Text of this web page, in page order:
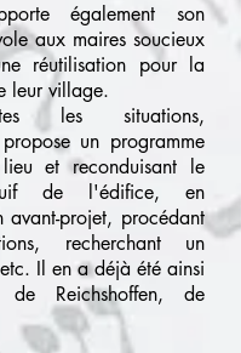
également son
aux maires soucieux
réutilisation pour la
leur village.
les situations,
un programme
et reconduisant le
de l'édifice, en
avant-projet, procédant
recherchant un
Il en a déjà été ainsi
Reichshoffen, de